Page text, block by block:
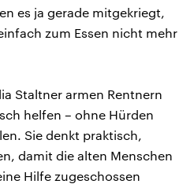
es ja gerade mitgekriegt,
zum Essen nicht mehr
Staltner armen Rentnern
helfen – ohne Hürden
Sie denkt praktisch,
damit die alten Menschen
Hilfe zugeschossen